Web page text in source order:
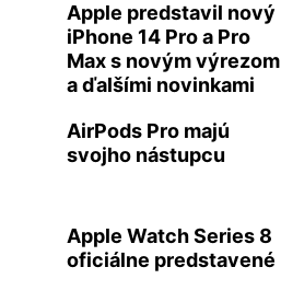
Apple predstavil nový
iPhone 14 Pro a Pro
Max s novým výrezom
a ďalšími novinkami
AirPods Pro majú
svojho nástupcu
Apple Watch Series 8
oficiálne predstavené